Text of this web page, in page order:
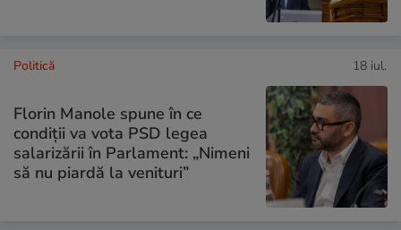
Politică 18 iul.
Florin Manole spune în ce
condiții va vota PSD legea
salarizării în Parlament: „Nimeni
să nu piardă la venituri”